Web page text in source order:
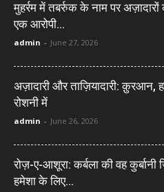
मुहर्रम में तबर्रुक के नाम पर
एक आरोपी...
admin - June 27, 2026
अज़ादारी और ताज़ियादारी:
रोशनी में
admin - June 26, 2026
रोज़-ए-आशूरा: कर्बला की वह
हमेशा के लिए...